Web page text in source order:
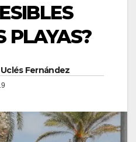
PLAYAS?
Fernández